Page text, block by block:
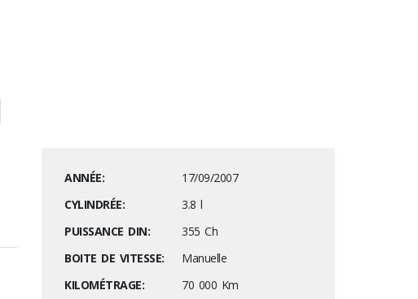
ANNÉE:
17/09/2007
CYLINDRÉE:
3.8 l
PUISSANCE DIN:
355 Ch
BOITE DE VITESSE:
Manuelle
KILOMÉTRAGE:
70 000 Km